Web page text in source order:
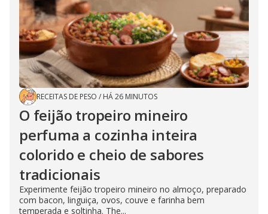
RECEITAS DE PESO / HÁ 26 MINUTOS
O feijão tropeiro mineiro
perfuma a cozinha inteira
colorido e cheio de sabores
tradicionais
Experimente feijão tropeiro mineiro no almoço, preparado
com bacon, linguiça, ovos, couve e farinha bem
temperada e soltinha. The...